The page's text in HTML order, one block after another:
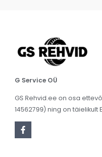
G Service OÜ
GS Rehvid.ee on osa
14562799) ning on